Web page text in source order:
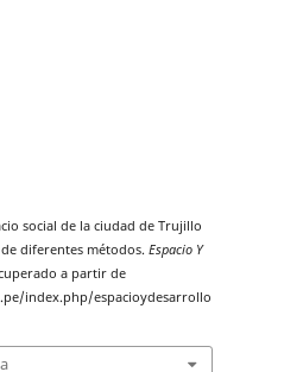
social de la ciudad de Trujillo
diferentes métodos. Espacio Y
a partir de
index.php/espacioydesarrollo